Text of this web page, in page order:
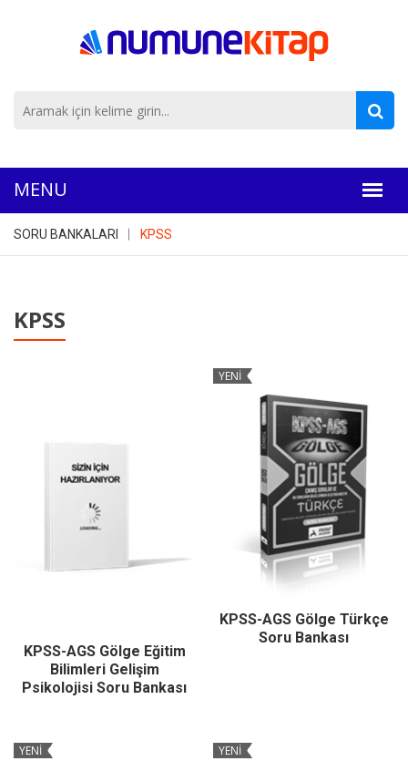
SORU BANKALARI KPSS
KPSS
KPSS-AGS Gölge Eğitim
Bilimleri Gelişim
Psikolojisi Soru Bankası
YENİ
KPSS-AGS Gölge Türkçe
Soru Bankası
YENİ YENİ